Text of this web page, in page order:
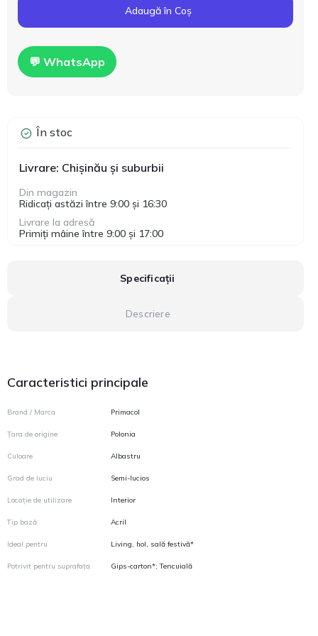
Adaugă în Coș
💬 WhatsApp
În stoc
Livrare: Chișinău și suburbii
Din magazin
Ridicați astăzi între 9:00 și 16:30
Livrare la adresă
Primiți mâine între 9:00 și 17:00
Specificații
Descriere
Caracteristici principale
Brand / Marca Primacol
Țara de origine Polonia
Culoare Albastru
Grad de luciu Semi-lucios
Locație de utilizare Interior
Tip bază Acril
Ideal pentru Living, hol, sală festivă*
Potrivit pentru suprafața Gips-carton*; Tencuială